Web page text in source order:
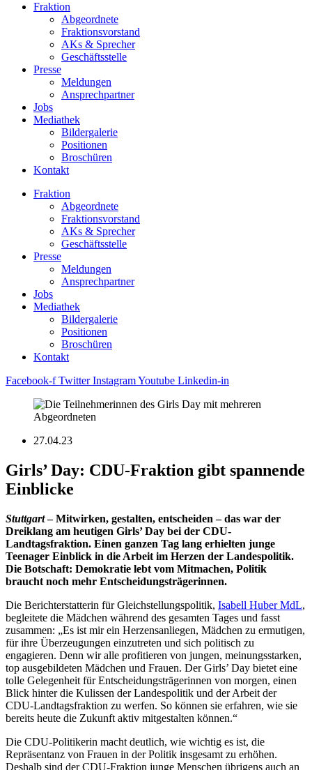
Fraktion
Abgeordnete
Fraktions­vorstand
AKs & Sprecher
Geschäftsstelle
Presse
Meldungen
Ansprechpartner
Jobs
Mediathek
Bildergalerie
Positionen
Broschüren
Kontakt
Fraktion
Abgeordnete
Fraktions­vorstand
AKs & Sprecher
Geschäftsstelle
Presse
Meldungen
Ansprechpartner
Jobs
Mediathek
Bildergalerie
Positionen
Broschüren
Kontakt
Facebook-f Twitter InstagramYoutube Linkedin-in
27.04.23
Girls’ Day: CDU-Fraktion gibt spannende
Einblicke
Stuttgart– Mitwirken, gestalten, entscheiden – das war der
Dreiklang am heutigen Girls’ Day bei der CDU-
Landtagsfraktion. Einen ganzen Tag lang erhielten junge
Teenager Einblick in die Arbeit im Herzen der Landespolitik.
Die Botschaft: Demokratie lebt vom Mitmachen, Politik
braucht noch mehr Entscheidungsträgerinnen.
Die Berichterstatterin für Gleichstellungspolitik, Isabell Huber MdL,
begleitete die Mädchen während des gesamten Tages und fasst
zusammen: „Es ist mir ein Herzensanliegen, Mädchen zu ermutigen,
für ihre Überzeugungen einzutreten und sich politisch zu
engagieren. Denn wir alle profitieren von jungen, meinungsstarken,
top ausgebildeten Mädchen und Frauen. Der Girls’ Day bietet eine
tolle Gelegenheit für Entscheidungsträgerinnen von morgen, einen
Blick hinter die Kulissen der Landespolitik und der Arbeit der
CDU-Landtagsfraktion zu werfen. So können sie erfahren, wie sie
bereits heute die Zukunft aktiv mitgestalten können.“
Die CDU-Politikerin macht deutlich, wie wichtig es ist, die
Repräsentanz von Frauen in der Politik insgesamt zu erhöhen.
Deshalb sind der CDU-Fraktion junge Menschen übrigens auch an